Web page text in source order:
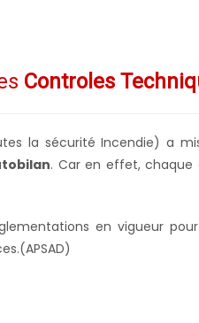
Controles
la sécurité Incendie) a
. Car en effet, chaque
en vigueur